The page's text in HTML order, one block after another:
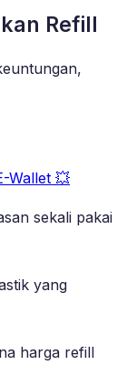
Refill
Wallet 💥
sekali pakai
yang
harga refill